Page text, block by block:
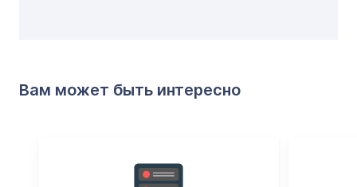
Вам может быть интересно